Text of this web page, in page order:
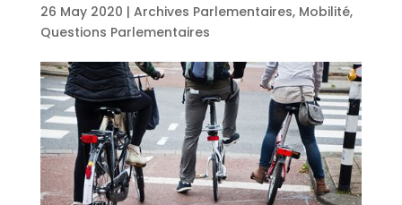
26 May 2020 | Archives Parlementaires, Mobilité,
Questions Parlementaires